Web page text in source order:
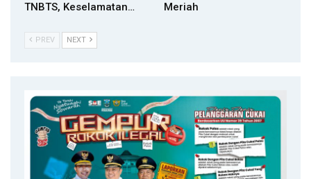
TNBTS, Keselamatan…
Meriah
PREV NEXT